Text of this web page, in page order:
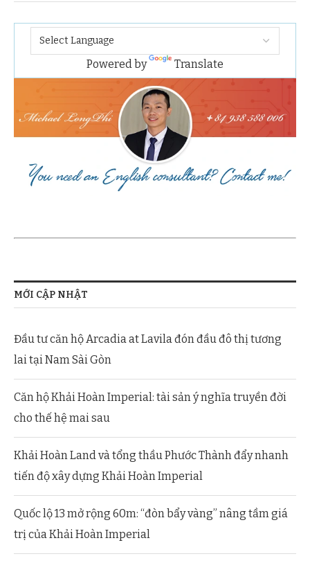
Powered by Translate
MỚI CẬP NHẬT
Đầu tư căn hộ Arcadia at Lavila đón đầu đô thị tương
lai tại Nam Sài Gòn
Căn hộ Khải Hoàn Imperial: tài sản ý nghĩa truyền đời
cho thế hệ mai sau
Khải Hoàn Land và tổng thầu Phước Thành đẩy nhanh
tiến độ xây dựng Khải Hoàn Imperial
Quốc lộ 13 mở rộng 60m: “đòn bẩy vàng” nâng tầm giá
trị của Khải Hoàn Imperial